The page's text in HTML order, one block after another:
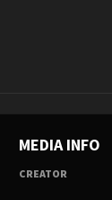
MEDIA INFO
CREATOR